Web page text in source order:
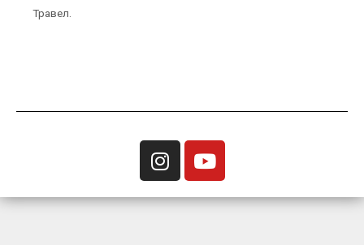
Травел.